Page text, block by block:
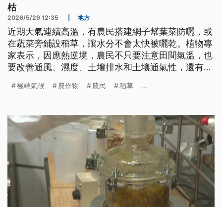
枯
2026/5/29 12:35 地方
近期天氣連續高溫，有農民搭建網子幫葉菜防曬，或
在蔬菜旁鋪設稻草，讓水分不會太快被曬乾。植物專
家表示，因應熱逆境，農民不只要注意田間氣溫，也
要改善通風、濕度、土壤排水和土壤通氣性，還有施
極端氣候 農作物 農民 稻草 ...